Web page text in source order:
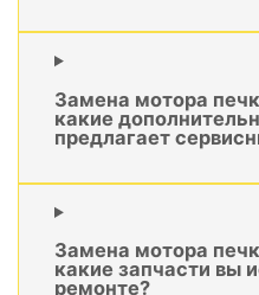
Замена мотора
какие
предлагает
Замена мотора
какие запчасти вы
ремонте?